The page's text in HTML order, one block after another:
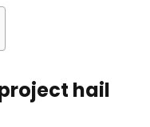
hail